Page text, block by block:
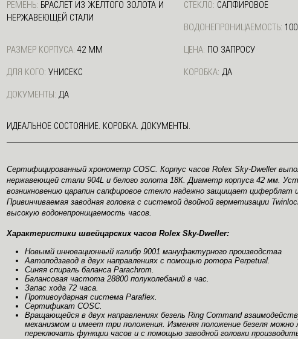
РЕМЕНЬ: БРАСЛЕТ ИЗ ЖЕЛТОГО ЗОЛОТА И
НЕРЖАВЕЮЩЕЙ СТАЛИ
СТЕКЛО: САПФИРОВОЕ
ВОДОНЕПРОНИЦАЕМОСТЬ:
РАЗМЕР КОРПУСА: 42 ММ ЦЕНА: ПО ЗАПРОСУ
ДЛЯ КОГО: УНИСЕКС КОРОБКА: ДА
ДОКУМЕНТЫ: ДА
ИДЕАЛЬНОЕ СОСТОЯНИЕ. КОРОБКА. ДОКУМЕНТЫ.
Сертифицированный хронометр COSC. Корпус часов Rolex Sky-Dweller
нержавеющей стали 904L и белого золота 18К. Диаметр корпуса 42 мм.
возникновению царапин сапфировое стекло надежно защищает циферблат
Привинчиваемая заводная головка с системой двойной герметизации
высокую водонепроницаемость часов.
Характеристики швейцарских часов Rolex Sky-Dweller:
Новымй инновационный калибр 9001 мануфактурного производства
Автоподзавод в двух направлениях с помощью ротора Perpetual.
Синяя спираль баланса Parachrom.
Балансовая частота 28800 полуколебаний в час.
Запас хода 72 часа.
Противоударная система Paraflex.
Сертификат COSC.
Вращающейся в двух направлениях безель Ring Command
механизмом и имеет три положения. Изменяя положение безеля можно
переключать функции часов и с помощью заводной головки